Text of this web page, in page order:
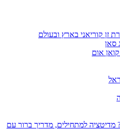
זן קוריאני בארץ ובעולם
סאן
אום
מדיטציה למתחילים, מדריך ברור עם